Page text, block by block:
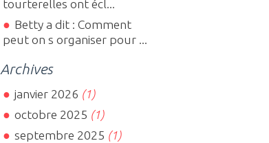
tourterelles ont écl...
Betty a dit : Comment
peut on s organiser pour ...
Archives
janvier 2026 (1)
octobre 2025 (1)
septembre 2025 (1)